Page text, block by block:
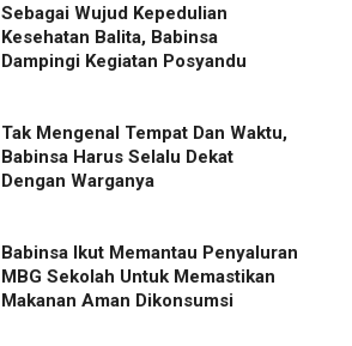
Sebagai Wujud Kepedulian
Kesehatan Balita, Babinsa
Dampingi Kegiatan Posyandu
Tak Mengenal Tempat Dan Waktu,
Babinsa Harus Selalu Dekat
Dengan Warganya
Babinsa Ikut Memantau Penyaluran
MBG Sekolah Untuk Memastikan
Makanan Aman Dikonsumsi